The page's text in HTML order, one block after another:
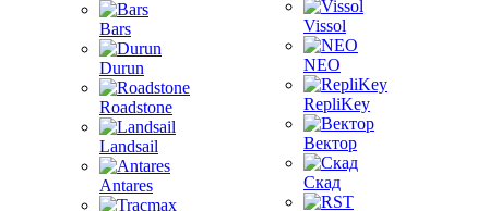
Bars
Durun
Roadstone
Landsail
Antares
Vissol
NEO
RepliKey
Вектор
Скад